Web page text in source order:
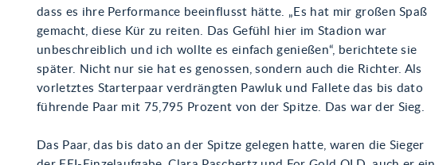
dass es ihre Performance beeinflusst hätte. „Es hat mir großen Spaß
gemacht, diese Kür zu reiten. Das Gefühl hier im Stadion war
unbeschreiblich und ich wollte es einfach genießen“, berichtete sie
später. Nicht nur sie hat es genossen, sondern auch die Richter. Als
vorletztes Starterpaar verdrängten Pawluk und Fallete das bis dato
führende Paar mit 75,795 Prozent von der Spitze. Das war der Sieg.
Das Paar, das bis dato an der Spitze gelegen hatte, waren die Sieger